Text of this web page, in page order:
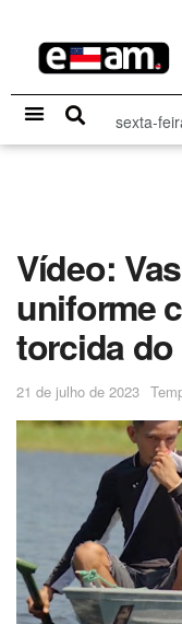
sexta-
Vídeo:
uniforme
torcida
21 de julho de 2023